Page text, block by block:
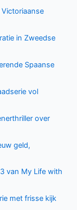
in Zweedse
Spaanse
vol
over
geld,
van My Life with
met frisse kijk